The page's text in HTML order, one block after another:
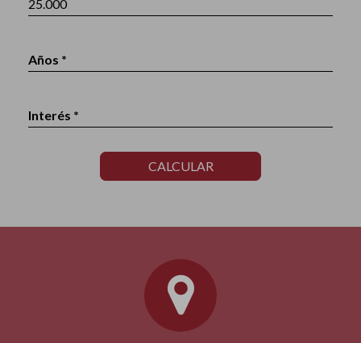
Años *
Interés *
CALCULAR